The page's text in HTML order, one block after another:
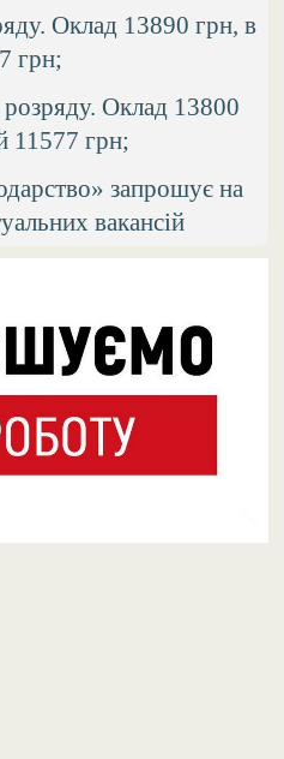
Оклад 13890 грн, в
грн;
Оклад 13800
11577 грн;
запрошує на
вакансій